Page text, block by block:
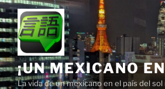
Skip
to
content
¡UN MEXICANO
La vida de un mexicano en el país del sol